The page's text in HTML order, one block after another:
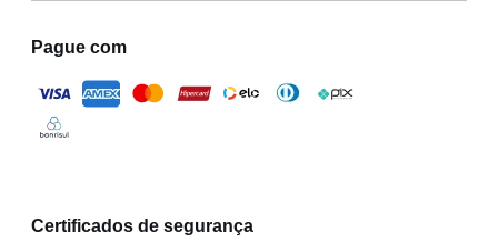
Pague com
Certificados de segurança